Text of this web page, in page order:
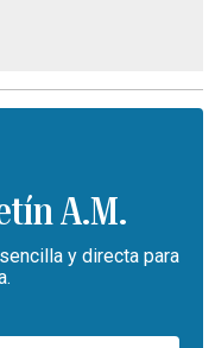
A.M.
y directa para